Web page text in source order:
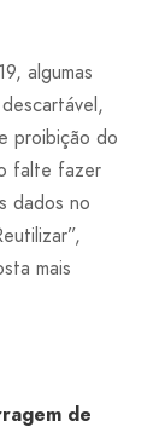
algumas
proibição do
falte fazer
dados no
mais
de